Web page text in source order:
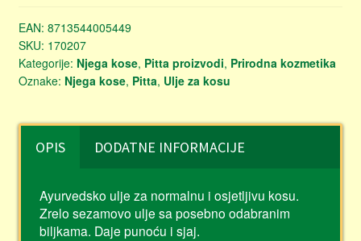
EAN: 8713544005449
SKU: 170207
Kategorije: Njega kose, Pitta proizvodi, Prirodna kozmetika
Oznake: Njega kose, Pitta, Ulje za kosu
OPIS DODATNE INFORMACIJE
Ayurvedsko ulje za normalnu i osjetljivu kosu.
Zrelo sezamovo ulje sa posebno odabranim
biljkama. Daje punoću i sjaj.